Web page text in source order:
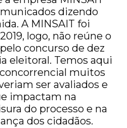
dizendo
A MINSAIT foi
logo, não reúne o
concurso de dez
eleitoral. Temos aqui
muitos
ser avaliados e
impactam na
do processo e na
dos cidadãos.